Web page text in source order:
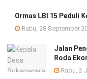
Ormas LBI 15 Peduli
Rabu, 28 September
Jalan
Roda
Rabu, 2